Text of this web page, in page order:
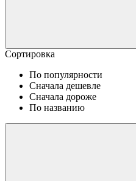
Сортировка
По популярности
Сначала дешевле
Сначала дороже
По названию